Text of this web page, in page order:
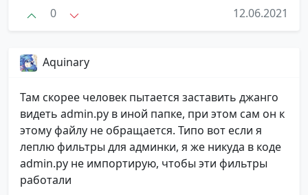
0 12.06.2021
Aquinary
Там скорее человек пытается заставить джанго
видеть admin.py в иной папке, при этом сам он к
этому файлу не обращается. Типо вот если я
леплю фильтры для админки, я же никуда в коде
admin.py не импортирую, чтобы эти фильтры
работали